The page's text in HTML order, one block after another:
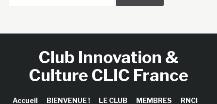
Club Innovation &
Culture CLIC France
Accueil BIENVENUE ! LE CLUB MEMBRES RNCI